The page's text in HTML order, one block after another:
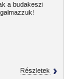
a budakeszi
Részletek